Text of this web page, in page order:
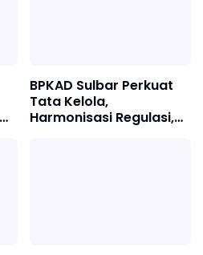
BPKAD Sulbar Perkuat
Tata Kelola,
Harmonisasi Regulasi,